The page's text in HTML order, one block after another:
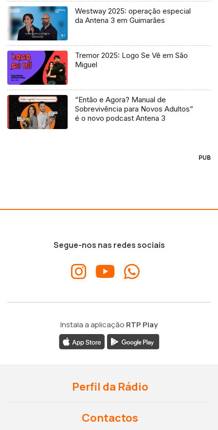
Westway 2025: operação especial
da Antena 3 em Guimarães
Tremor 2025: Logo Se Vê em São
Miguel
“Então e Agora? Manual de
Sobrevivência para Novos Adultos”
é o novo podcast Antena 3
PUB
Segue-nos nas redes sociais
Instala a aplicação RTP Play
Perfil da Rádio
Contactos